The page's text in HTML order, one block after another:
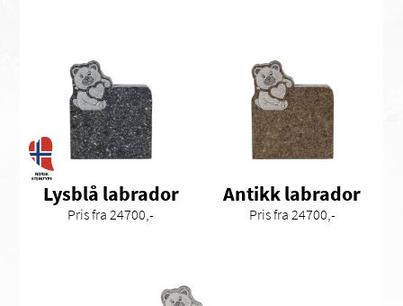
Lysblå labrador
Pris fra 24700,-
Antikk labrador
Pris fra 24700,-